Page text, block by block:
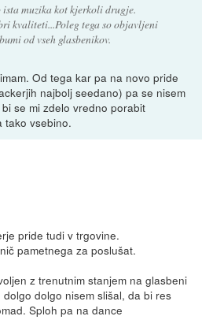
muzika kot kjerkoli drugje.
kvaliteti...Poleg tega so objavljeni
od vseh glasbenikov.
Od tega kar pa na novo pride
najbolj seedano) pa se nisem
se mi zdelo vredno porabit
tako vsebino.
pride tudi v trgovine.
pametnega za poslušat.
z trenutnim stanjem na glasbeni
dolgo nisem slišal, da bi res
Sploh pa na dance